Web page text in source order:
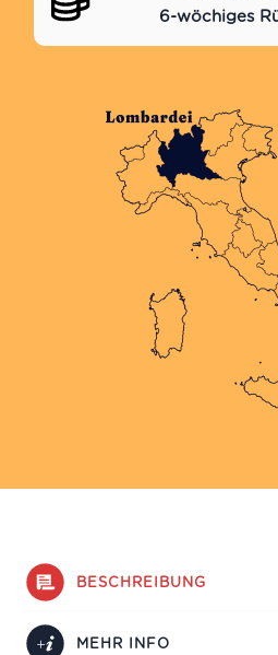
6-wöchiges
BESCHREIBUNG
MEHR INFO